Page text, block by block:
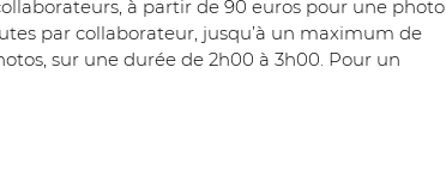
à partir de 90 euros pour une photo
par collaborateur, jusqu’à un maximum de
sur une durée de 2h00 à 3h00. Pour un